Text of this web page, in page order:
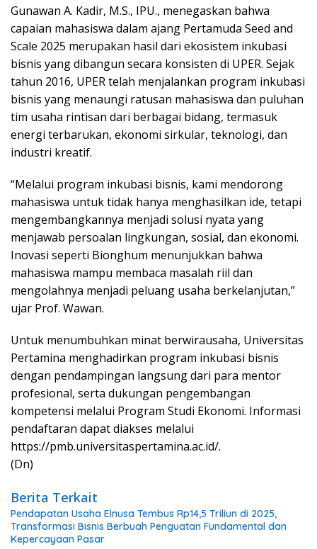
Gunawan A. Kadir, M.S., IPU., menegaskan bahwa
capaian mahasiswa dalam ajang Pertamuda Seed and
Scale 2025 merupakan hasil dari ekosistem inkubasi
bisnis yang dibangun secara konsisten di UPER. Sejak
tahun 2016, UPER telah menjalankan program inkubasi
bisnis yang menaungi ratusan mahasiswa dan puluhan
tim usaha rintisan dari berbagai bidang, termasuk
energi terbarukan, ekonomi sirkular, teknologi, dan
industri kreatif.
“Melalui program inkubasi bisnis, kami mendorong
mahasiswa untuk tidak hanya menghasilkan ide, tetapi
mengembangkannya menjadi solusi nyata yang
menjawab persoalan lingkungan, sosial, dan ekonomi.
Inovasi seperti Bionghum menunjukkan bahwa
mahasiswa mampu membaca masalah riil dan
mengolahnya menjadi peluang usaha berkelanjutan,”
ujar Prof. Wawan.
Untuk menumbuhkan minat berwirausaha, Universitas
Pertamina menghadirkan program inkubasi bisnis
dengan pendampingan langsung dari para mentor
profesional, serta dukungan pengembangan
kompetensi melalui Program Studi Ekonomi. Informasi
pendaftaran dapat diakses melalui
https://pmb.universitaspertamina.ac.id/.
(Dn)
Berita Terkait
Pendapatan Usaha Elnusa Tembus Rp14,5 Triliun di 2025,
Transformasi Bisnis Berbuah Penguatan Fundamental dan
Kepercayaan Pasar